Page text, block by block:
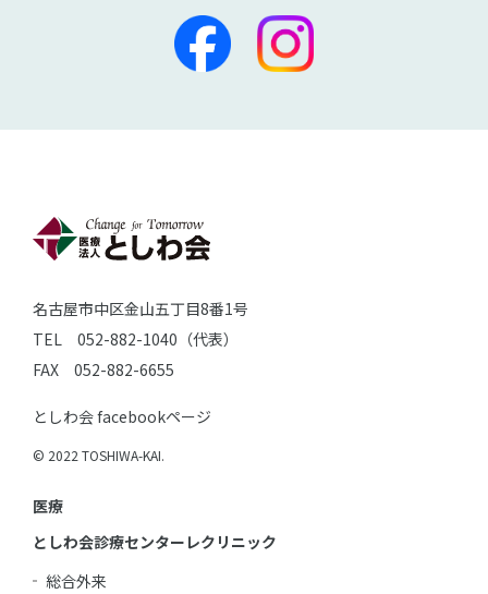
名古屋市中区金山五丁目8番1号
TEL 052-882-1040（代表）
FAX 052-882-6655
としわ会 facebookページ
© 2022 TOSHIWA-KAI.
医療
としわ会診療センターレクリニック
総合外来